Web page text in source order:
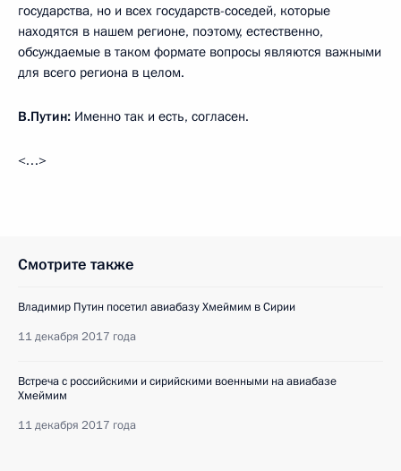
государства, но и всех государств-соседей, которые
находятся в нашем регионе, поэтому, естественно,
обсуждаемые в таком формате вопросы являются важными
для всего региона в целом.
В.Путин: Именно так и есть, согласен.
<…>
Смотрите также
Владимир Путин посетил авиабазу Хмеймим в Сирии
11 декабря 2017 года
Встреча с российскими и сирийскими военными на авиабазе
Хмеймим
11 декабря 2017 года